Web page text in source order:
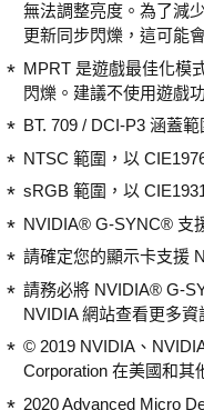
無法調整亮度。為了減
更新同步閃爍，這可能
MPRT 是遊戲最佳化模
閃爍。建議不使用遊戲
BT. 709 / DCI-P3 涵蓋
NTSC 範圍，以
sRGB 範圍，以
NVIDIA® G-SYNC® 支
請確定您的顯示卡支援
請務必將 NVIDIA® G-
NVIDIA 網站查看更多
© 2019 NVIDIA、
Corporation 在美國和其
2020 Advanced Micro